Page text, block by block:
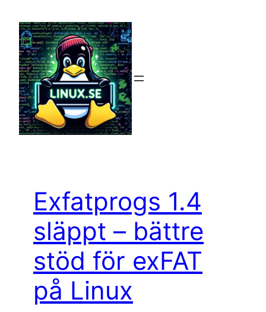
innehåll
Exfatprogs 1.4
släppt – bättre
stöd för exFAT
på Linux